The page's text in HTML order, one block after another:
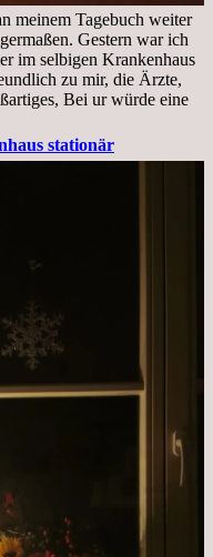
meinem Tagebuch weiter
Gestern war ich
im selbigen Krankenhaus
zu mir, die Ärzte,
Bei ur würde eine
stationär